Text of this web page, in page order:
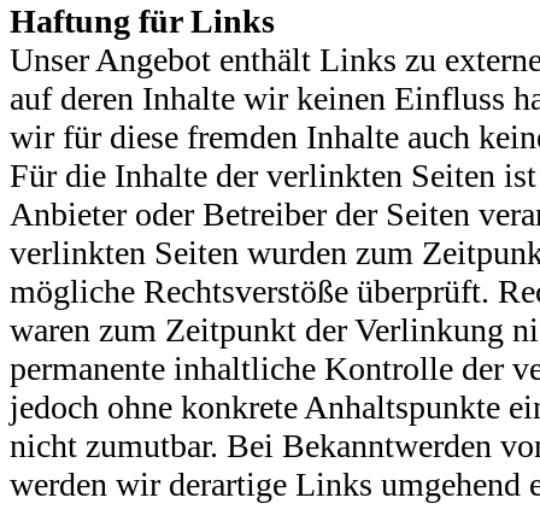
Haftung für Links
Unser Angebot enthält Links zu
auf deren Inhalte wir keinen Einfluss
wir für diese fremden Inhalte auch
Für die Inhalte der verlinkten Seiten
Anbieter oder Betreiber der Seiten
verlinkten Seiten wurden zum
mögliche Rechtsverstöße überprüft.
waren zum Zeitpunkt der Verlinkung
permanente inhaltliche Kontrolle der
jedoch ohne konkrete Anhaltspunkte
nicht zumutbar. Bei Bekanntwerden
werden wir derartige Links umgehend